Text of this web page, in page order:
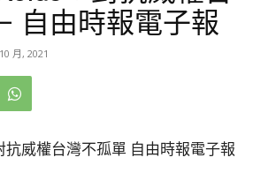
自由時報電子報
月, 2021
威權台灣不孤單 自由時報電子報